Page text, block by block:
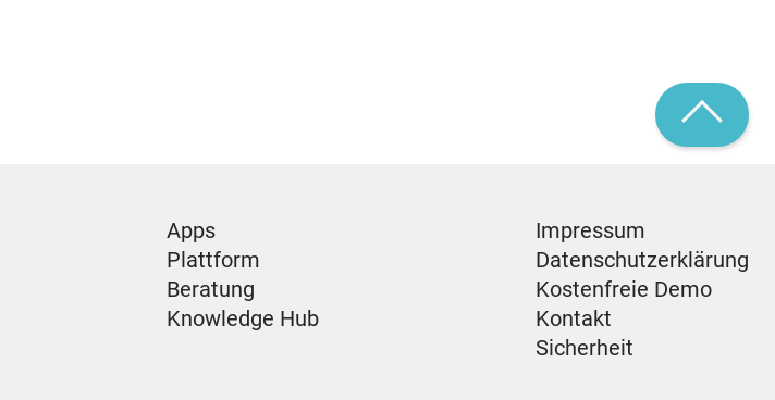
Apps
Plattform
Beratung
Knowledge Hub
Impressum
Datenschutzerklärung
Kostenfreie Demo
Kontakt
Sicherheit